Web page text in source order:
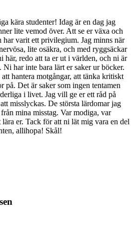
kära studenter! Idag är en dag jag
lite vemod över. Att se er växa och
har varit ett privilegium. Jag minns när
lite osäkra, och med ryggsäckar
här, redo att ta er ut i världen, och ni är
Ni har inte bara lärt er saker ur böcker.
hantera motgångar, att tänka kritiskt
på. Det är saker som ingen tentamen
i livet. Jag vill ge er ett råd på
misslyckas. De största lärdomar jag
mina misstag. Var modiga, var
er. Tack för att ni lät mig vara en del
allihopa! Skål!